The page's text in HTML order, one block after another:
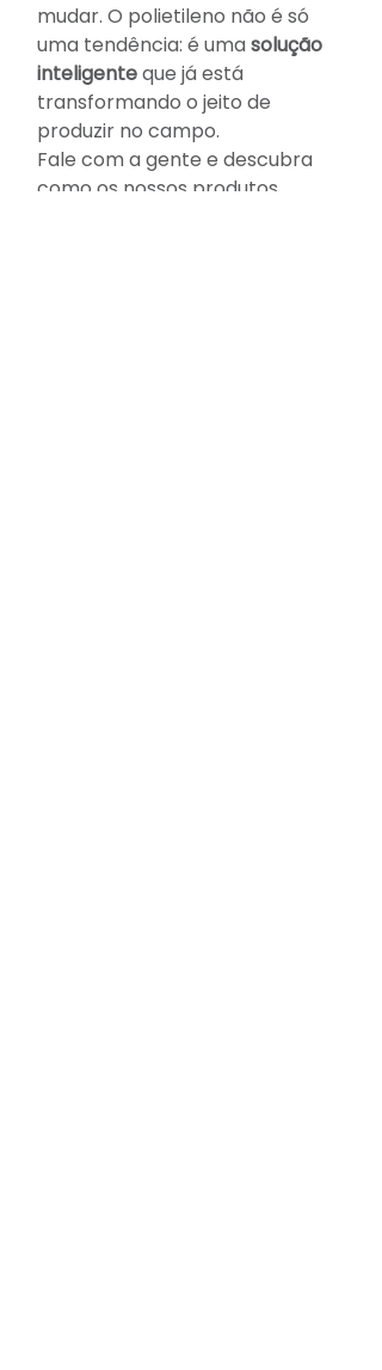
mudar. O polietileno não é só
uma tendência: é uma solução
inteligente que já está
transformando o jeito de
produzir no campo.
Fale com a gente e descubra
como os nossos produtos